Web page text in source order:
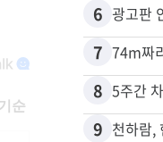
6
7
8 5주간
9